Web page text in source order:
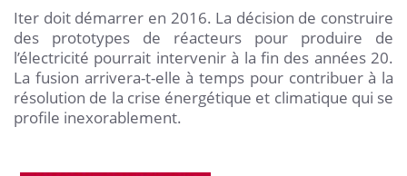
Iter doit démarrer en 2016. La décision de construire
des prototypes de réacteurs pour produire de
l’électricité pourrait intervenir à la fin des années 20.
La fusion arrivera-t-elle à temps pour contribuer à la
résolution de la crise énergétique et climatique qui se
profile inexorablement.